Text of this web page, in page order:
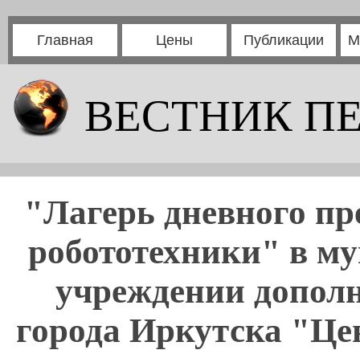
Главная Цены Публикации
ВЕСТНИК
"Лагерь дневного
робототехники" в
учреждении
города Иркутска